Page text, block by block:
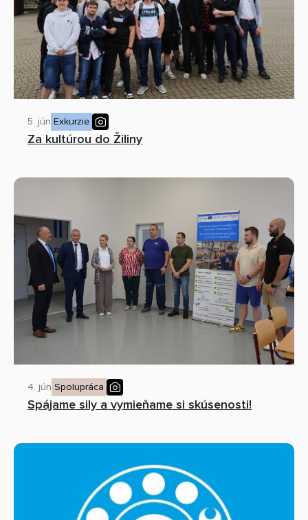
5. jún Exkurzie
Za kultúrou do Žiliny
4. jún Spolupráca
Spájame sily a vymieňame si skúsenosti!